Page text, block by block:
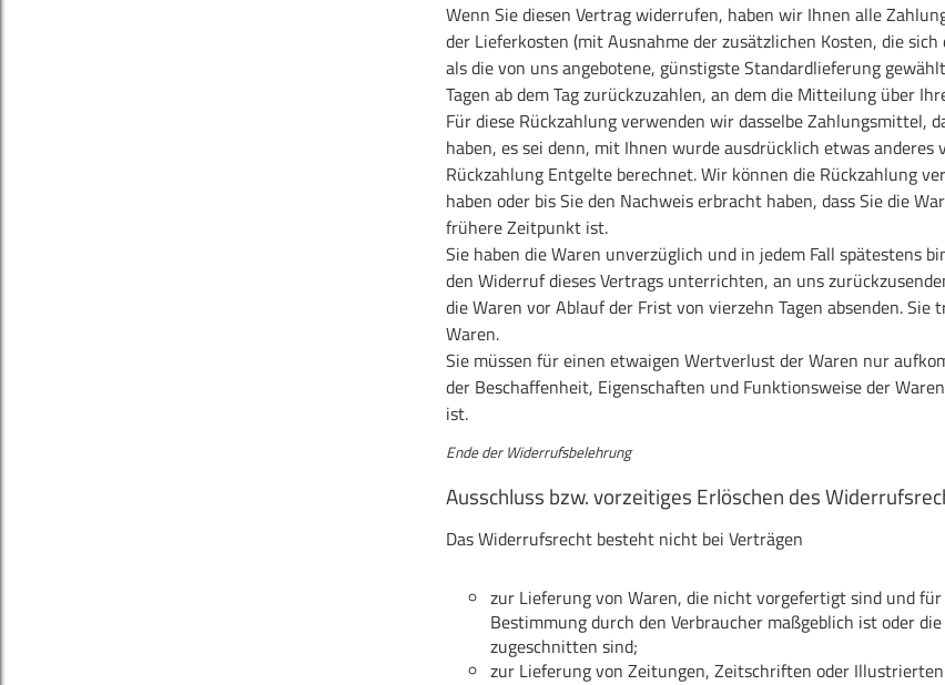
Wenn Sie diesen Vertrag widerrufen, haben wir Ihnen alle
der Lieferkosten (mit Ausnahme der zusätzlichen Kosten, die
als die von uns angebotene, günstigste Standardlieferung
Tagen ab dem Tag zurückzuzahlen, an dem die Mitteilung über
Für diese Rückzahlung verwenden wir dasselbe Zahlungsmittel,
haben, es sei denn, mit Ihnen wurde ausdrücklich etwas
Rückzahlung Entgelte berechnet. Wir können die Rückzahlung
haben oder bis Sie den Nachweis erbracht haben, dass Sie die
frühere Zeitpunkt ist.
Sie haben die Waren unverzüglich und in jedem Fall spätestens
den Widerruf dieses Vertrags unterrichten, an uns
die Waren vor Ablauf der Frist von vierzehn Tagen absenden.
Waren.
Sie müssen für einen etwaigen Wertverlust der Waren nur
der Beschaffenheit, Eigenschaften und Funktionsweise der
ist.
Ende der Widerrufsbelehrung
Ausschluss bzw. vorzeitiges Erlöschen des
Das Widerrufsrecht besteht nicht bei Verträgen
zur Lieferung von Waren, die nicht vorgefertigt sind und
Bestimmung durch den Verbraucher maßgeblich ist oder
zugeschnitten sind;
zur Lieferung von Zeitungen, Zeitschriften oder